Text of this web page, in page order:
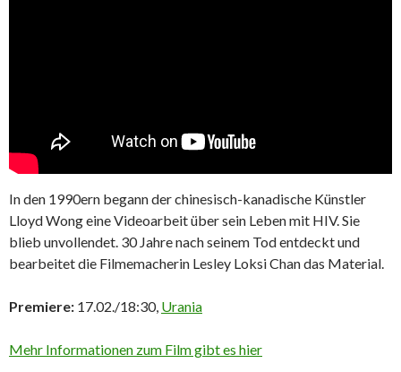
In den 1990ern begann der chinesisch-kanadische Künstler
Lloyd Wong eine Videoarbeit über sein Leben mit HIV. Sie
blieb unvollendet. 30 Jahre nach seinem Tod entdeckt und
bearbeitet die Filmemacherin Lesley Loksi Chan das Material.
Premiere: 17.02./18:30, Urania
Mehr Informationen zum Film gibt es hier